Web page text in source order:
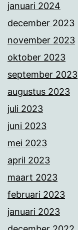
januari 2024
december 2023
november 2023
oktober 2023
september 2023
augustus 2023
juli 2023
juni 2023
mei 2023
april 2023
maart 2023
februari 2023
januari 2023